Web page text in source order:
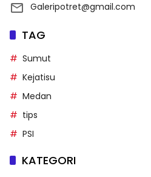
Galeripotret@gmail.com
TAG
Sumut
Kejatisu
Medan
tips
PSI
KATEGORI